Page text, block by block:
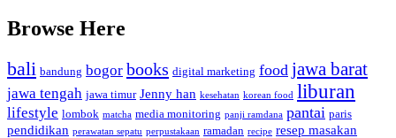
Browse Here
bali bandung bogor books digital marketing food jawa barat
jawa tengah jawa timur Jenny han kesehatan korean food liburan
lifestyle lombok matcha media monitoring panji ramdana pantai paris
pendidikan perawatan sepatu perpustakaan ramadan recipe resep masakan